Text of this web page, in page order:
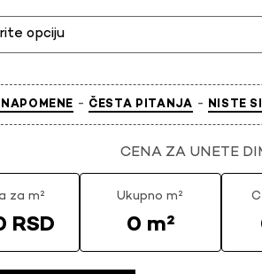
- ČESTA PITANJA - NISTE
CENA ZA UNETE
za m²
RSD
Ukupno m²
0 m²